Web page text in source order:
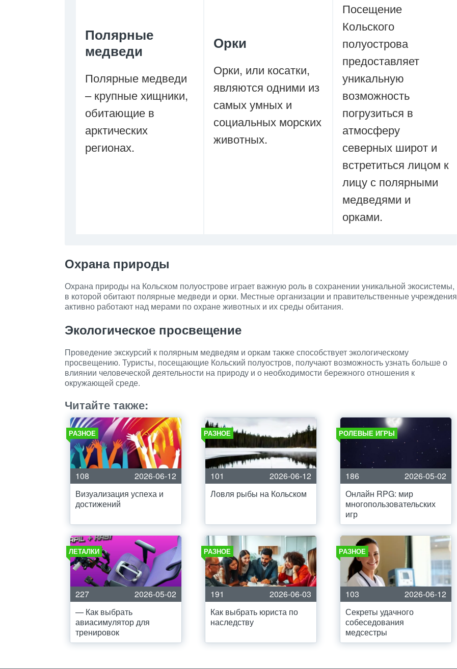
Полярные
медведи
Полярные медведи
– крупные хищники,
обитающие в
арктических
регионах.
Орки
Орки, или косатки,
являются одними из
самых умных и
социальных морских
животных.
Посещение
Кольского
полуострова
предоставляет
уникальную
возможность
погрузиться в
атмосферу
северных широт и
встретиться лицом к
лицу с полярными
медведями и
орками.
Охрана природы
Охрана природы на Кольском полуострове играет важную роль в сохранении уникальной экосистемы,
в которой обитают полярные медведи и орки. Местные организации и правительственные учреждения
активно работают над мерами по охране животных и их среды обитания.
Экологическое просвещение
Проведение экскурсий к полярным медведям и оркам также способствует экологическому
просвещению. Туристы, посещающие Кольский полуостров, получают возможность узнать больше о
влиянии человеческой деятельности на природу и о необходимости бережного отношения к
окружающей среде.
Читайте также:
РАЗНОЕ
108
2026-06-12
Визуализация успеха и
достижений
РАЗНОЕ
101
2026-06-12
Ловля рыбы на Кольском
РОЛЕВЫЕ ИГРЫ
186
2026-05-02
Онлайн RPG: мир
многопользовательских
игр
ЛЕТАЛКИ
227
2026-05-02
— Как выбрать
авиасимулятор для
тренировок
РАЗНОЕ
191
2026-06-03
Как выбрать юриста по
наследству
РАЗНОЕ
103
2026-06-12
Секреты удачного
собеседования
медсестры